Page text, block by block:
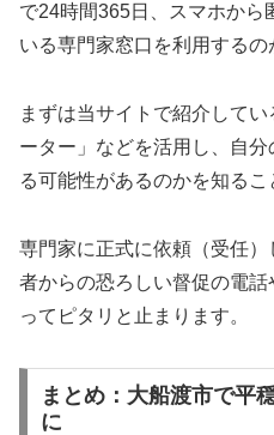
で24時間365日、スマホから
いる専門家窓口を利用するの
まずは当サイトで紹介して
ーター」などを活用し、自
る可能性があるのかを知るこ
専門家に正式に依頼（受任
者からの恐ろしい督促の電
ってピタリと止まります。
まとめ：大船渡市で平
に